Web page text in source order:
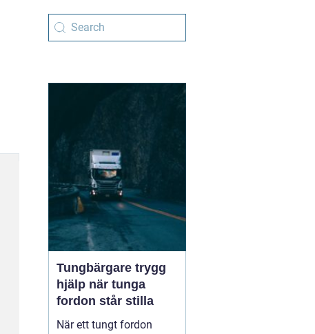
Tungbärgare trygg
hjälp när tunga
fordon står stilla
När ett tungt fordon